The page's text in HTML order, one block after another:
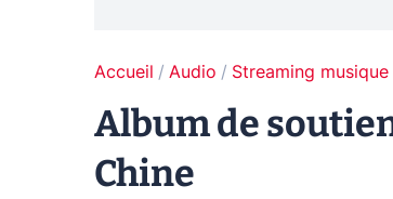
Accueil Audio Streaming musique
Album de
Chine